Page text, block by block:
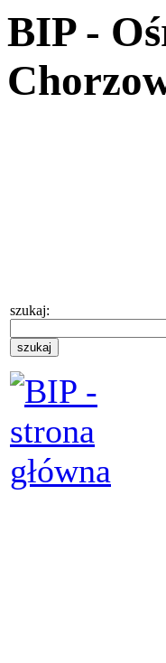
BIP -
szukaj: